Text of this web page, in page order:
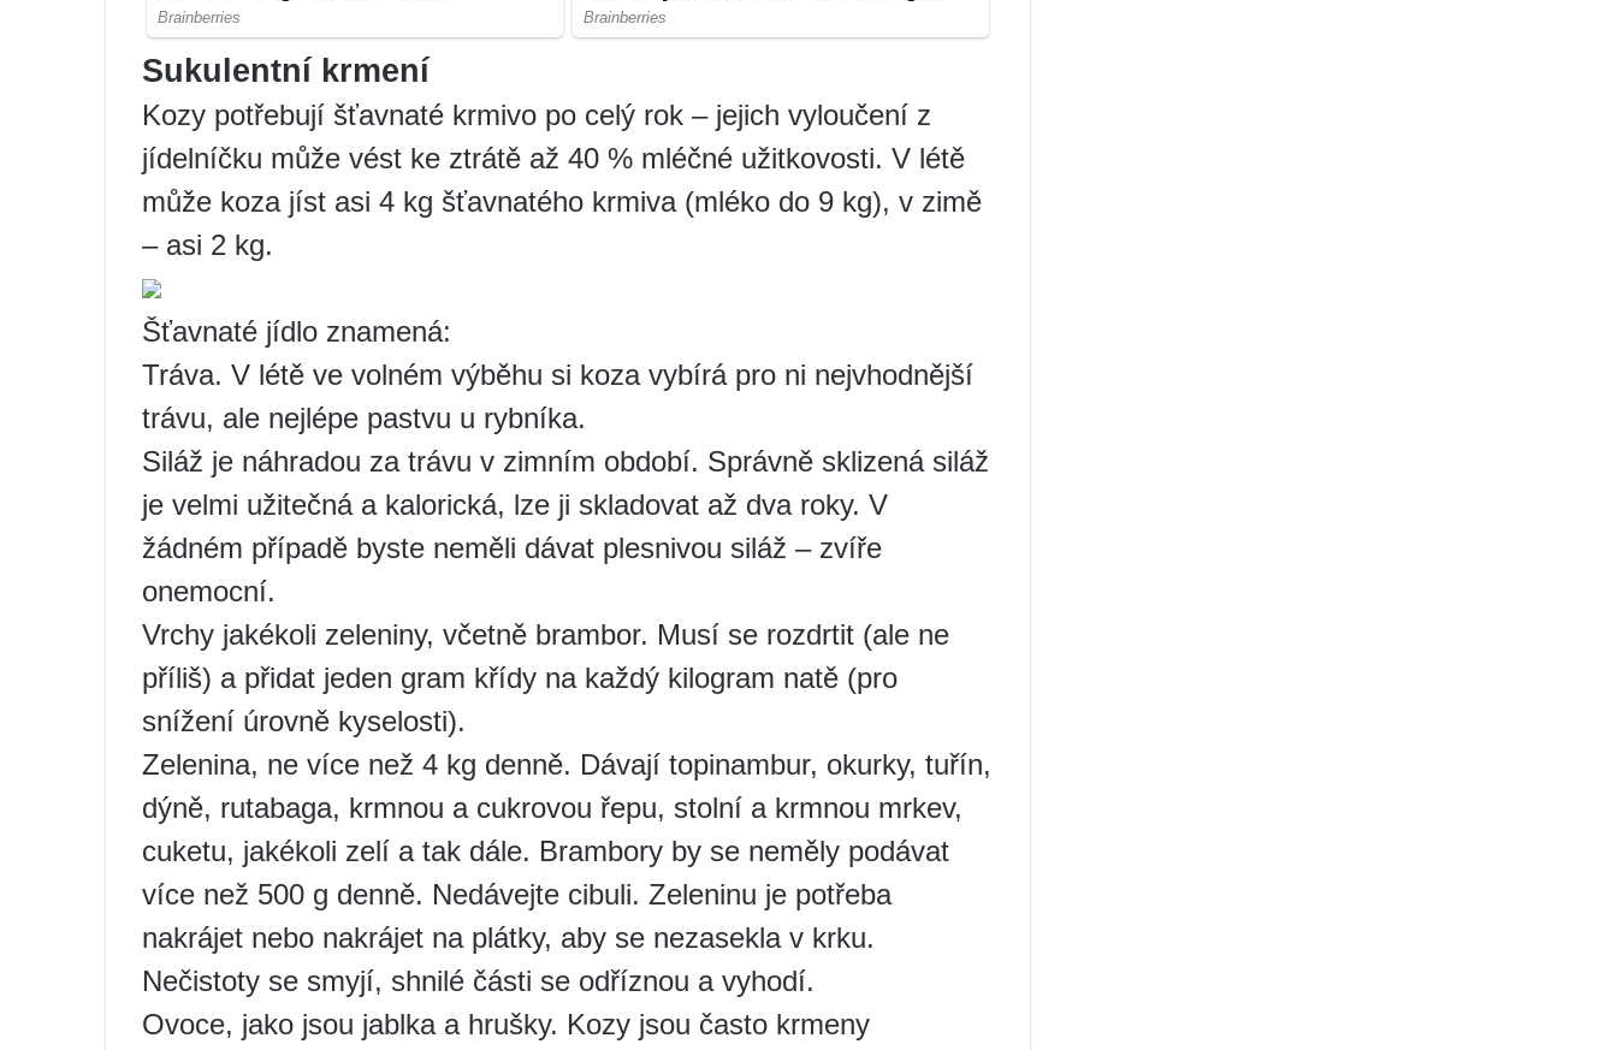
Sukulentní krmení
Kozy potřebují šťavnaté krmivo po celý rok – jejich vyloučení z
jídelníčku může vést ke ztrátě až 40 % mléčné užitkovosti. V létě
může koza jíst asi 4 kg šťavnatého krmiva (mléko do 9 kg), v zimě
– asi 2 kg.
Šťavnaté jídlo znamená:
Tráva. V létě ve volném výběhu si koza vybírá pro ni nejvhodnější
trávu, ale nejlépe pastvu u rybníka.
Siláž je náhradou za trávu v zimním období. Správně sklizená siláž
je velmi užitečná a kalorická, lze ji skladovat až dva roky. V
žádném případě byste neměli dávat plesnivou siláž – zvíře
onemocní.
Vrchy jakékoli zeleniny, včetně brambor. Musí se rozdrtit (ale ne
příliš) a přidat jeden gram křídy na každý kilogram natě (pro
snížení úrovně kyselosti).
Zelenina, ne více než 4 kg denně. Dávají topinambur, okurky, tuřín,
dýně, rutabaga, krmnou a cukrovou řepu, stolní a krmnou mrkev,
cuketu, jakékoli zelí a tak dále. Brambory by se neměly podávat
více než 500 g denně. Nedávejte cibuli. Zeleninu je potřeba
nakrájet nebo nakrájet na plátky, aby se nezasekla v krku.
Nečistoty se smyjí, shnilé části se odříznou a vyhodí.
Ovoce, jako jsou jablka a hrušky. Kozy jsou často krmeny